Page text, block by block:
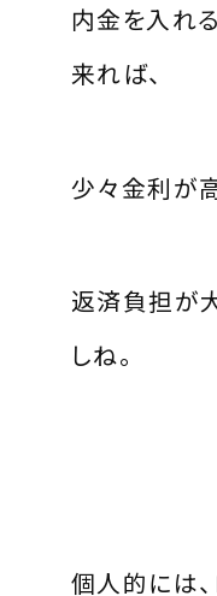
内金を入れ
来れば、
少々金利が
返済負担が
しね。
個人的には